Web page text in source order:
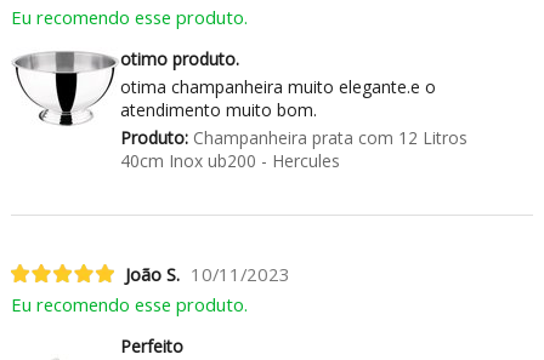
Eu recomendo esse produto.
otimo produto.
otima champanheira muito elegante.e o
atendimento muito bom.
Produto:Champanheira prata com 12 Litros
40cm Inox ub200 - Hercules
João S. 10/11/2023
Eu recomendo esse produto.
Perfeito